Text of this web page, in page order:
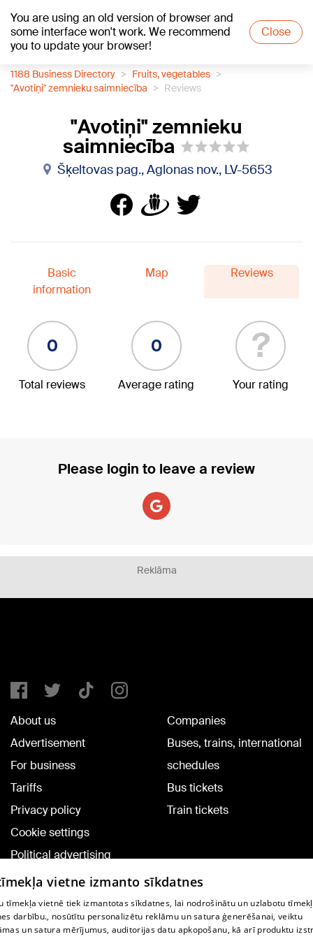
You are using an old version of browser and
some interface won't work. We recommend
you to update your browser!
Close
+16°C
1188 Business Directory
Fruits, vegetables
"Avotiņi" zemnieku saimniecība
Reviews
"Avotiņi" zemnieku
saimniecība
Šķeltovas pag., Aglonas nov., LV-5653
Basic
information
Map Reviews
0
Total reviews
0
Average rating
?
Your rating
Please login to leave a review
Reklāma
About us
Advertisement
For business
Tariffs
Privacy policy
Cookie settings
Political advertising
Cookie policy
Commenting terms
Companies
Buses, trains, international
schedules
Bus tickets
Train tickets
TV program
vietne izmanto sīkdatnes
tīmekļa vietnē tiek izmantotas sīkdatnes, lai nodrošinātu un uzlabotu
darbību., nosūtītu personalizētu reklāmu un satura ģenerēšanai, veiktu
un satura mērījumus, auditorijas datu apkopošanu, kā arī produktu